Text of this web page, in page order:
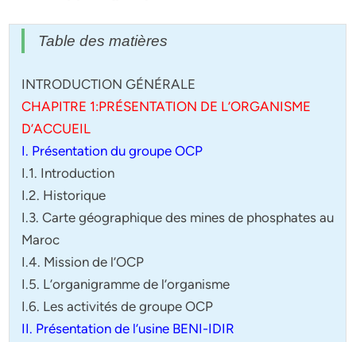
Table des matières
INTRODUCTION GÉNÉRALE
CHAPITRE 1:PRÉSENTATION DE L’ORGANISME
D’ACCUEIL
I. Présentation du groupe OCP
I.1. Introduction
I.2. Historique
I.3. Carte géographique des mines de phosphates au
Maroc
I.4. Mission de l’OCP
I.5. L’organigramme de l’organisme
I.6. Les activités de groupe OCP
II. Présentation de l’usine BENI-IDIR